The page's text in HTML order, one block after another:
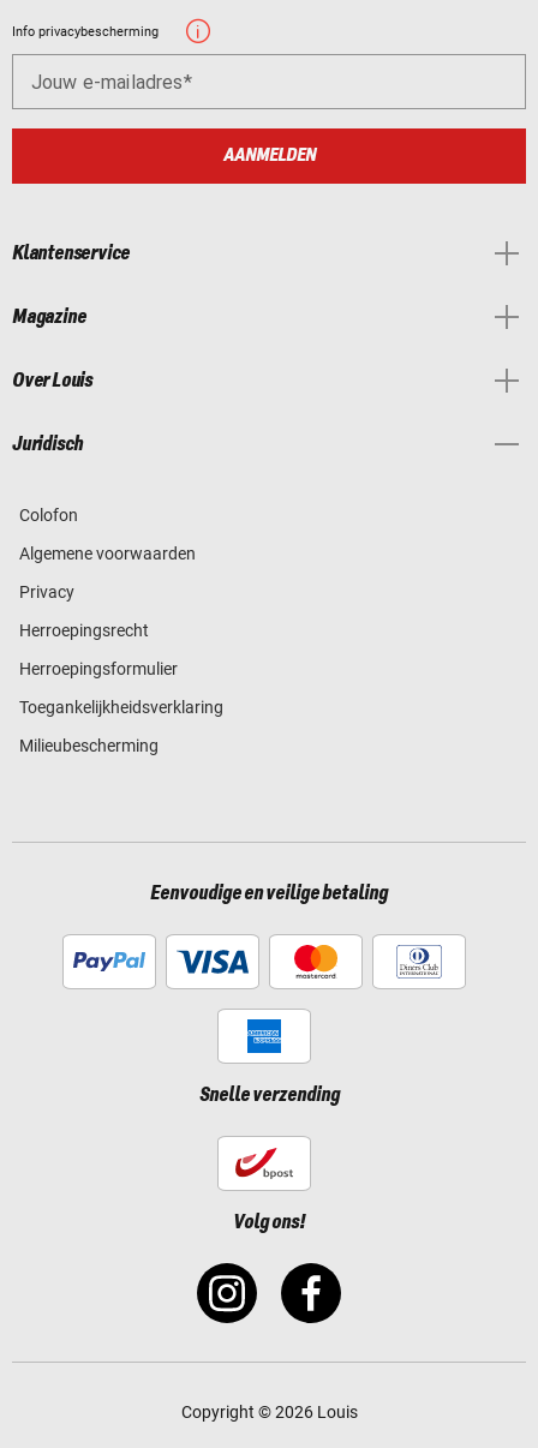
Info privacybescherming
Jouw e-mailadres
AANMELDEN
Klantenservice
Magazine
Over Louis
Juridisch
Colofon
Algemene voorwaarden
Privacy
Herroepingsrecht
Herroepingsformulier
Toegankelijkheidsverklaring
Milieubescherming
Eenvoudige en veilige betaling
Snelle verzending
Volg ons!
Copyright © 2026 Louis